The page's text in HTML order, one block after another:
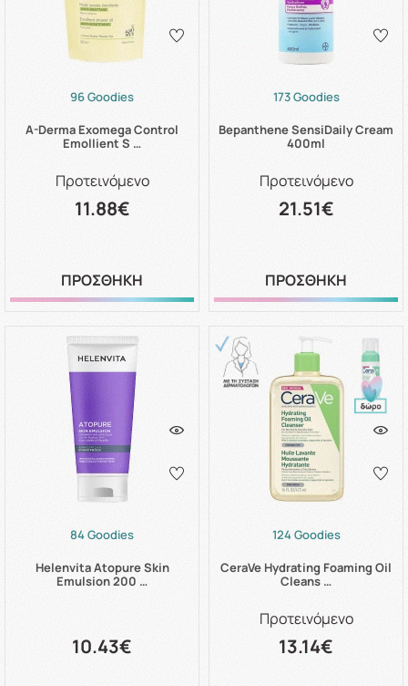
96 Goodies
A-Derma Exomega Control
Emollient S …
Προτεινόμενο
11.88€
ΠΡΟΣΘΗΚΗ
173 Goodies
Bepanthene SensiDaily Cream
400ml
Προτεινόμενο
21.51€
ΠΡΟΣΘΗΚΗ
84 Goodies
Helenvita Atopure Skin
Emulsion 200 …
10.43€
124 Goodies
CeraVe Hydrating Foaming Oil
Cleans …
Προτεινόμενο
13.14€